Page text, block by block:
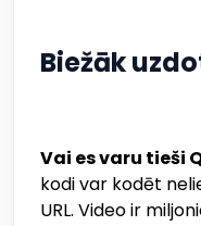
Biežāk
Vai es varu tieši
kodi var kodēt
URL. Video ir